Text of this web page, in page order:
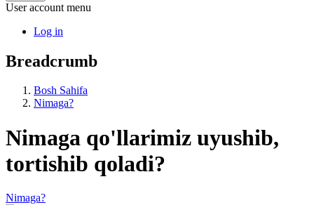
User account menu
Log in
Breadcrumb
Bosh Sahifa
Nimaga?
Nimaga qo'llarimiz uyushib,
tortishib qoladi?
Nimaga?